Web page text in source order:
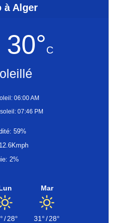
à Alger
30°C
06:00 AM
07:46 PM
59%
2%
/28°
Mar
31°/28°